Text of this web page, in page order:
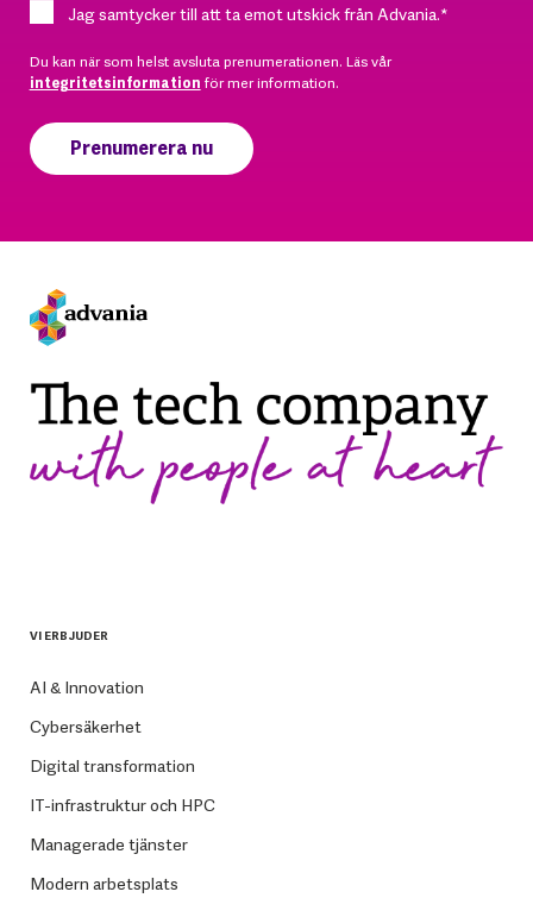
Jag samtycker till att ta emot utskick från Advania.*
Du kan när som helst avsluta prenumerationen. Läs vår
integritetsinformation för mer information.
VI ERBJUDER
AI & Innovation
Cybersäkerhet
Digital transformation
IT-infrastruktur och HPC
Managerade tjänster
Modern arbetsplats